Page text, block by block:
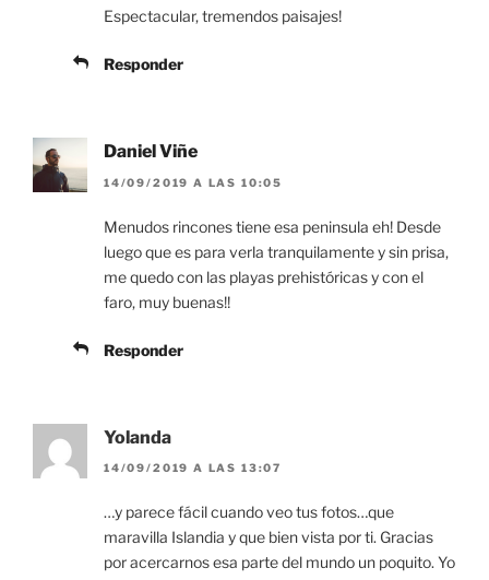
Espectacular, tremendos paisajes!
Responder
Daniel Viñe
14/09/2019 A LAS 10:05
Menudos rincones tiene esa peninsula eh! Desde
luego que es para verla tranquilamente y sin prisa,
me quedo con las playas prehistóricas y con el
faro, muy buenas!!
Responder
Yolanda
14/09/2019 A LAS 13:07
…y parece fácil cuando veo tus fotos…que
maravilla Islandia y que bien vista por ti. Gracias
por acercarnos esa parte del mundo un poquito. Yo